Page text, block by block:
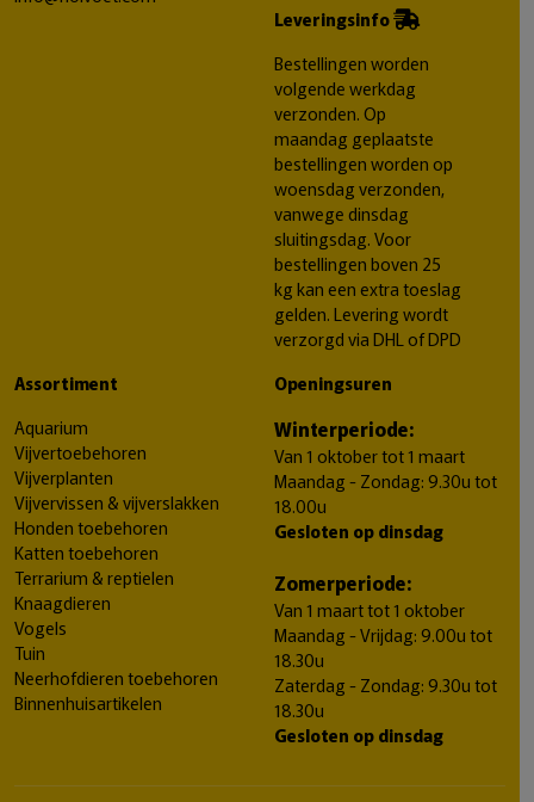
Leveringsinfo
Bestellingen worden
volgende werkdag
verzonden. Op
maandag geplaatste
bestellingen worden op
woensdag verzonden,
vanwege dinsdag
sluitingsdag. Voor
bestellingen boven 25
kg kan een extra toeslag
gelden. Levering wordt
verzorgd via DHL of DPD
Assortiment
Aquarium
Vijvertoebehoren
Vijverplanten
Vijvervissen & vijverslakken
Honden toebehoren
Katten toebehoren
Terrarium & reptielen
Knaagdieren
Vogels
Tuin
Neerhofdieren toebehoren
Binnenhuisartikelen
Openingsuren
Winterperiode:
Van 1 oktober tot 1 maart
Maandag - Zondag: 9.30u tot
18.00u
Gesloten op dinsdag
Zomerperiode:
Van 1 maart tot 1 oktober
Maandag - Vrijdag: 9.00u tot
18.30u
Zaterdag - Zondag: 9.30u tot
18.30u
Gesloten op dinsdag